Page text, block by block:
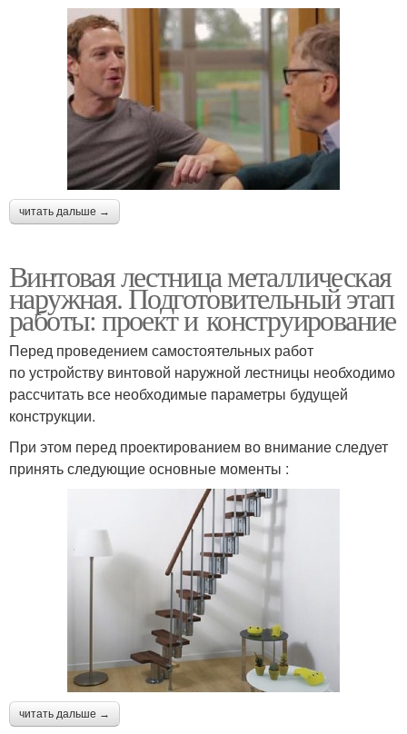
читать дальше →
Винтовая лестница металлическая
наружная. Подготовительный этап
работы: проект и конструирование
Перед проведением самостоятельных работ
по устройству винтовой наружной лестницы необходимо
рассчитать все необходимые параметры будущей
конструкции.
При этом перед проектированием во внимание следует
принять следующие основные моменты :
читать дальше →